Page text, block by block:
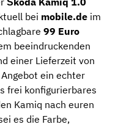
bei mobile.de im
99 Euro
beeindruckenden
einer Lieferzeit von
ein echter
frei konfigurierbares
Kamiq nach euren
es die Farbe,